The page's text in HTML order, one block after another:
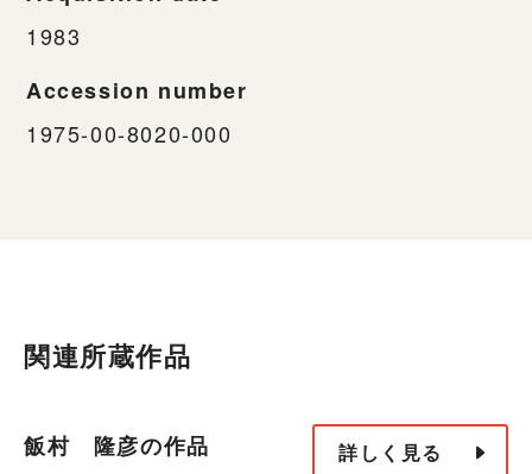
1983
Accession number
1975-00-8020-000
関連所蔵作品
飯村 隆彦の作品 詳しく見る